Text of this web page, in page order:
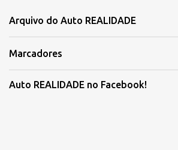
Arquivo do Auto REALIDADE
Marcadores
Auto REALIDADE no Facebook!